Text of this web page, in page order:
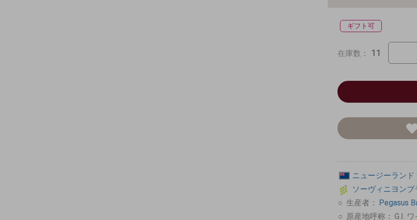
ギフト可
在庫数： 11
ニュージーランド
ソーヴィニヨンブ
生産者： Pegasus
原産地呼称： G.I.